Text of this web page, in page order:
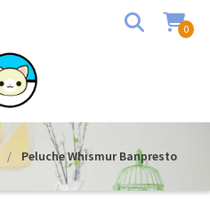
0
Peluche Whismur Banpresto